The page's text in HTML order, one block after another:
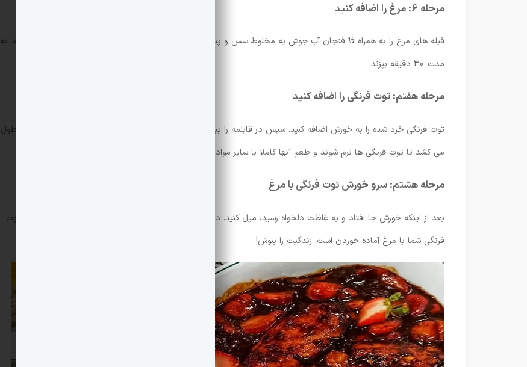
مرحله 6: مرغ را اضافه کنید
فیله های مرغ را به همراه ½ فنجان آب جوش به مخلوط سس و پیاز اضافه کنید. سپس حرارت را کم کنید و اجازه دهید مرغ ها به
مدت 30 دقیقه بپزند.
مرحله هفتم: توت فرنگی را اضافه کنید
توت فرنگی خرد شده را به خورش اضافه کنید. سپس در قابلمه را ببندید و اجازه دهید خورش آرام آرام بپزد. حدود 20 دقیقه طول
می کشد تا توت فرنگی ها نرم شوند و طعم آنها کاملا با سایر مواد خورش ترکیب شود.
مرحله هشتم: سرو خورش توت فرنگی با مرغ
بعد از اینکه خورش جا افتاد و به غلظت دلخواه رسید، میل کنید. در صورت لزوم کمی نمک و فلفل اضافه کنید. حالا خورش توت
فرنگی شما با مرغ آماده خوردن است. زندگیت را بنوش!